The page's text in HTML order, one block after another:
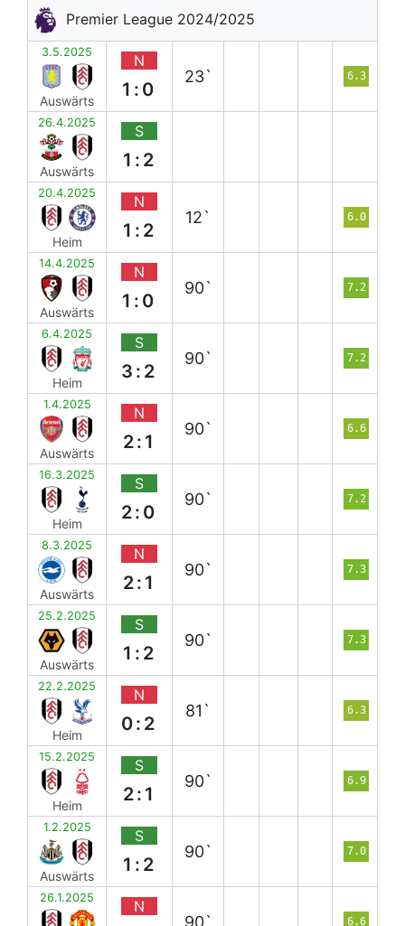
Premier League 2024/2025
3.5.2025
Auswärts
N
1:0
23` 6.3
26.4.2025
Auswärts
S
1:2
20.4.2025
Heim
N
1:2
12` 6.0
14.4.2025
Auswärts
N
1:0
90` 7.2
6.4.2025
Heim
S
3:2
90` 7.2
1.4.2025
Auswärts
N
2:1
90` 6.6
16.3.2025
Heim
S
2:0
90` 7.2
8.3.2025
Auswärts
N
2:1
90` 7.3
25.2.2025
Auswärts
S
1:2
90` 7.3
22.2.2025
Heim
N
0:2
81` 6.3
15.2.2025
Heim
S
2:1
90` 6.9
1.2.2025
Auswärts
S
1:2
90` 7.0
26.1.2025 N
90` 6.6